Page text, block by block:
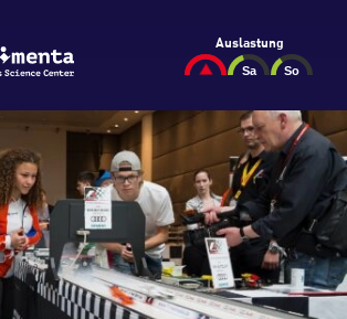
Auslastung